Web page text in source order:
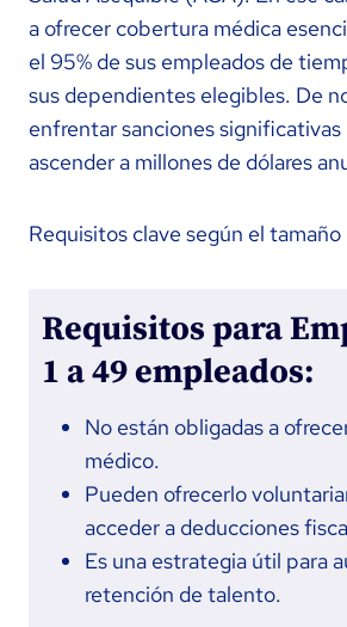
a ofrecer cobertura médica
el 95% de sus empleados de
sus dependientes elegibles. De
enfrentar sanciones
ascender a millones de dólares
Requisitos clave según el
Requisitos para
1 a 49 empleados:
No están obligadas a
médico.
Pueden ofrecerlo
acceder a deducciones
Es una estrategia útil para
retención de talento.